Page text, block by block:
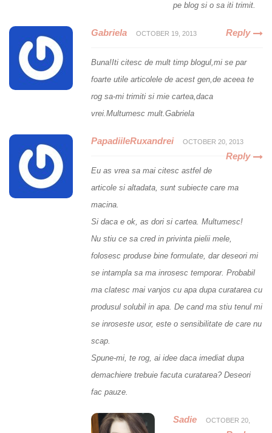
pe blog si o sa iti trimit.
Gabriela OCTOBER 19, 2013 Reply
Buna!Iti citesc de mult timp blogul,mi se par
foarte utile articolele de acest gen,de aceea te
rog sa-mi trimiti si mie cartea,daca
vrei.Multumesc mult.Gabriela
PapadiileRuxandrei OCTOBER 20, 2013
Reply
Eu as vrea sa mai citesc astfel de
articole si altadata, sunt subiecte care ma
macina.
Si daca e ok, as dori si cartea. Multumesc!
Nu stiu ce sa cred in privinta pielii mele,
folosesc produse bine formulate, dar deseori mi
se intampla sa ma inrosesc temporar. Probabil
ma clatesc mai vanjos cu apa dupa curatarea cu
produsul solubil in apa. De cand ma stiu tenul mi
se inroseste usor, este o sensibilitate de care nu
scap.
Spune-mi, te rog, ai idee daca imediat dupa
demachiere trebuie facuta curatarea? Deseori
fac pauze.
Sadie OCTOBER 20,